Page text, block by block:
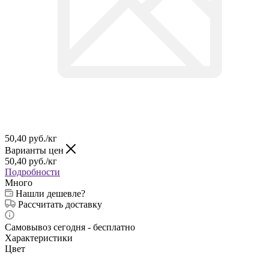
50,40 руб./кг
Варианты цен
50,40 руб./кг
Подробности
Много
Нашли дешевле?
Рассчитать доставку
Самовывоз сегодня - бесплатно
Характеристики
Цвет